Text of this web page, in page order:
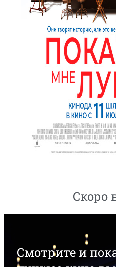
Скоро
Смотрите и